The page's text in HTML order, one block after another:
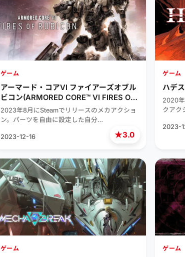
★3.0
ゲーム
アーマード・コアVI ファイアーズオブル
ビコン(ARMORED CORE™ VI FIRES OF
RUBICON™)
2023年8月にSteamでリリースのメカアクショ
ン。パーツを自由に設定した自分…
2023-12-16
ゲーム
ハデ
2020
クアク
2023-
ゲーム ゲーム